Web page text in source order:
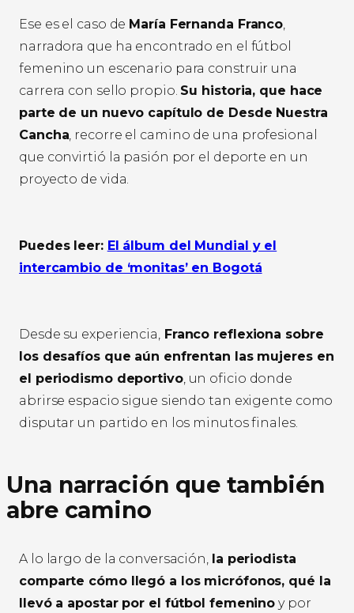
Ese es el caso de María Fernanda Franco,
narradora que ha encontrado en el fútbol
femenino un escenario para construir una
carrera con sello propio. Su historia, que hace
parte de un nuevo capítulo de Desde Nuestra
Cancha, recorre el camino de una profesional
que convirtió la pasión por el deporte en un
proyecto de vida.
Puedes leer: El álbum del Mundial y el
intercambio de ‘monitas’ en Bogotá
Desde su experiencia,Franco reflexiona sobre
los desafíos que aún enfrentan las mujeres en
el periodismo deportivo, un oficio donde
abrirse espacio sigue siendo tan exigente como
disputar un partido en los minutos finales.
Una narración que también
abre camino
A lo largo de la conversación, la periodista
comparte cómo llegó a los micrófonos, qué la
llevó a apostar por el fútbol femenino y por